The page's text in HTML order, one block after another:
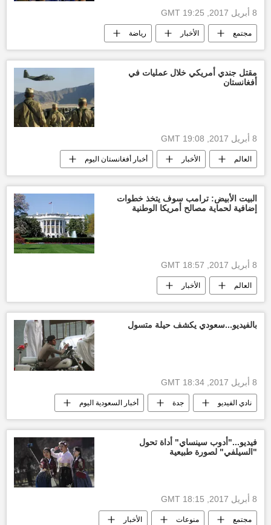
8 أبريل 2017, 19:25 GMT
مجتمع الأخبار رياضة
بورنموت آدم سميث ايدن هازارد
هدف روسيا أخبار الدوري الإنجليزي
أخبار إنجلترا
مقتل جندي أمريكي خلال عمليات في
أفغانستان
8 أبريل 2017, 19:08 GMT
العالم الأخبار أخبار أفغانستان اليوم
أخبار العالم الآن مقتل جندي
أمريكي
الولايات المتحدة الأمريكية
البيت الأبيض: ترامب سوف يتخذ خطوات
إضافية لحماية مصالح أمريكا الوطنية
8 أبريل 2017, 18:57 GMT
العالم الأخبار
الولايات المتحدة الأمريكية دونالد ترامب
البيت الأبيض الكونغرس الأمريكي
الهجوم الأمريكي على سوريا
بالفيديو...سعودي يكشف حيلة متسول
8 أبريل 2017, 18:34 GMT
نادي الفيديو جدة أخبار السعودية اليوم
أخبار العالم الآن سعودي متسول
شارع روسيا
فيديو..."أدوب سينساي" أداة تحول
"السيلفي" لصورة طبيعية
8 أبريل 2017, 18:15 GMT
مجتمع منوعات الأخبار